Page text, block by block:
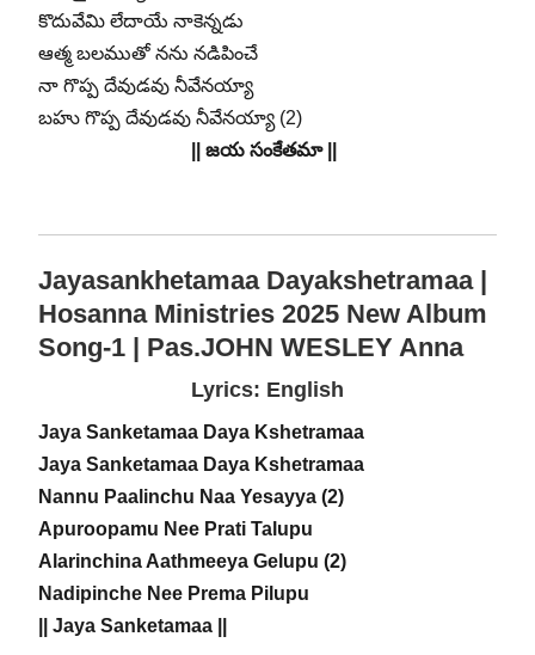
కొదువేమి లేదాయే నాకెన్నడు
ఆత్మ బలముతో నను నడిపించే
నా గొప్ప దేవుడవు నీవేనయ్యా
బహు గొప్ప దేవుడవు నీవేనయ్యా (2)
|| జయ సంకేతమా ||
Jayasankhetamaa Dayakshetramaa |
Hosanna Ministries 2025 New Album
Song-1 | Pas.JOHN WESLEY Anna
Lyrics: English
Jaya Sanketamaa Daya Kshetramaa
Jaya Sanketamaa Daya Kshetramaa
Nannu Paalinchu Naa Yesayya (2)
Apuroopamu Nee Prati Talupu
Alarinchina Aathmeeya Gelupu (2)
Nadipinche Nee Prema Pilupu
|| Jaya Sanketamaa ||